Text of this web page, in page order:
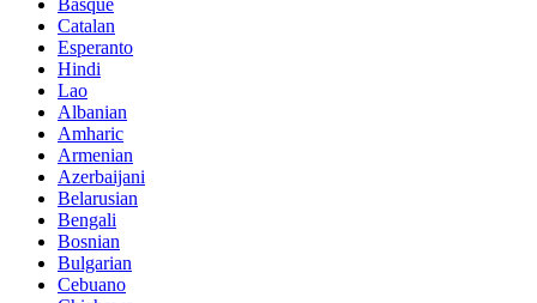
Basque
Catalan
Esperanto
Hindi
Lao
Albanian
Amharic
Armenian
Azerbaijani
Belarusian
Bengali
Bosnian
Bulgarian
Cebuano